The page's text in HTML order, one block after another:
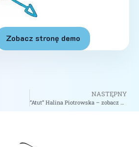
Zobacz stronę demo
NASTĘPNY
“Atut” Halina Piotrowska – zobacz na biizii.com